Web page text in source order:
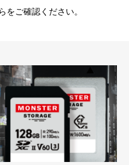
をご確認ください。